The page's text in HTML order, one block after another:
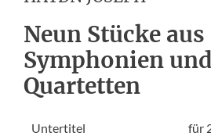
Neun Stücke
Symphonien und
Quartetten
Untertitel
für